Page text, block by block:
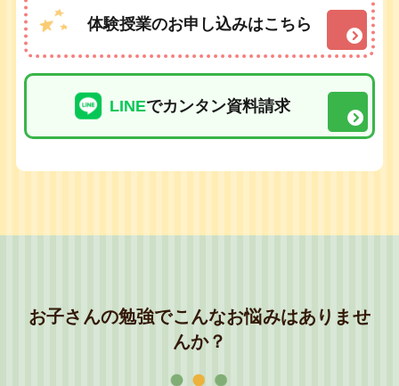
体験授業のお申し込みはこちら
LINEでカンタン資料請求
お子さんの勉強でこんなお悩みはありませ
んか？